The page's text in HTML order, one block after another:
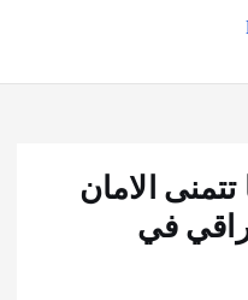
تتمنى الامان
في